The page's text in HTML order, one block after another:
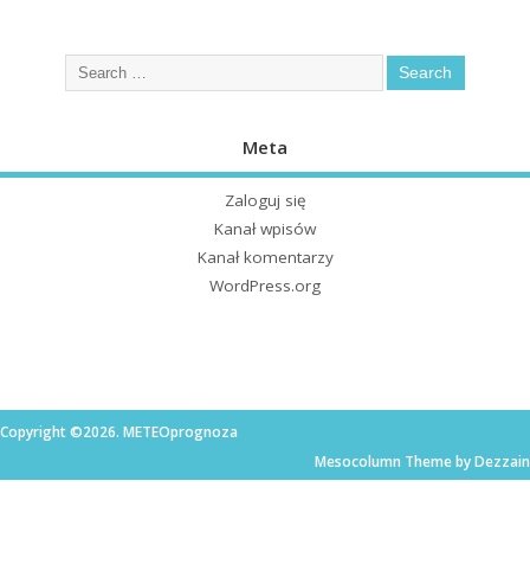
Meta
Zaloguj się
Kanał wpisów
Kanał komentarzy
WordPress.org
Copyright ©2026. METEOprognoza
Mesocolumn Theme by Dezzain